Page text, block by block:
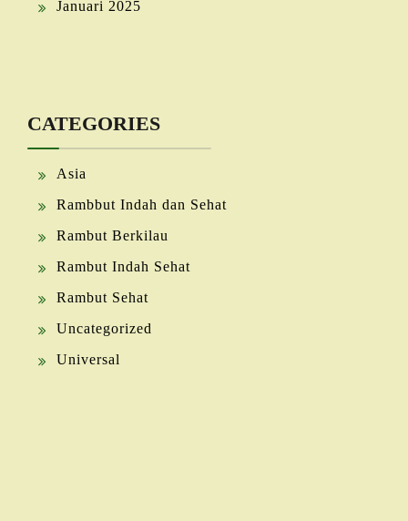
Januari 2025
CATEGORIES
Asia
Rambbut Indah dan Sehat
Rambut Berkilau
Rambut Indah Sehat
Rambut Sehat
Uncategorized
Universal